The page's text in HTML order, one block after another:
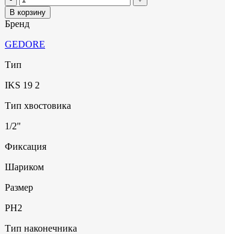
В корзину
Бренд
GEDORE
Тип
IKS 19 2
Тип хвостовика
1/2"
Фиксация
Шариком
Размер
PH2
Тип наконечника